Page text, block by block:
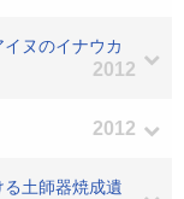
ヌのイナウカ
2012
2012
土師器焼成遺